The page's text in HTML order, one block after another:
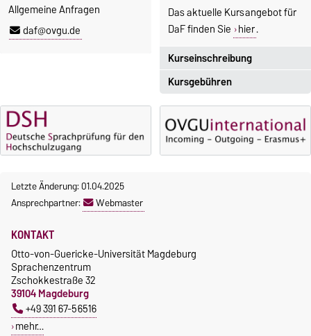
Allgemeine Anfragen
daf@ovgu.de
Kurseinschreibung
Einschreibezeitraum:
5. Oktober 2026, 9.00 Uhr bis
23. Oktober 2026, 18 Uhr
Moodle
OVGU-Account
Anmeldung
Das aktuelle Kursangebot für
DaF finden Sie hier.
Kursgebühren
Sprachkurse sind i. d. R.
gebührenpflichtig.
Gebühren
Incomings
Letzte Änderung: 01.04.2025
Ansprechpartner:
Webmaster
KONTAKT
Otto-von-Guericke-Universität Magdeburg
Sprachenzentrum
Zschokkestraße 32
39104 Magdeburg
+49 391 67-56516
mehr…